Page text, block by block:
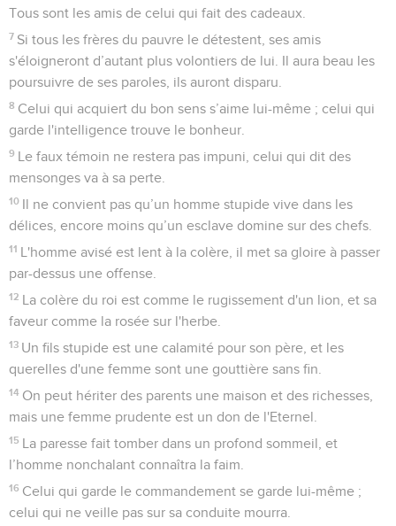
Tous sont les amis de celui qui fait des cadeaux.
7 Si tous les frères du pauvre le détestent, ses amis
s'éloigneront d’autant plus volontiers de lui. Il aura beau les
poursuivre de ses paroles, ils auront disparu.
8 Celui qui acquiert du bon sens s’aime lui-même ; celui qui
garde l'intelligence trouve le bonheur.
9 Le faux témoin ne restera pas impuni, celui qui dit des
mensonges va à sa perte.
10 Il ne convient pas qu’un homme stupide vive dans les
délices, encore moins qu’un esclave domine sur des chefs.
11 L'homme avisé est lent à la colère, il met sa gloire à passer
par-dessus une offense.
12 La colère du roi est comme le rugissement d'un lion, et sa
faveur comme la rosée sur l'herbe.
13 Un fils stupide est une calamité pour son père, et les
querelles d'une femme sont une gouttière sans fin.
14 On peut hériter des parents une maison et des richesses,
mais une femme prudente est un don de l'Eternel.
15 La paresse fait tomber dans un profond sommeil, et
l’homme nonchalant connaîtra la faim.
16 Celui qui garde le commandement se garde lui-même ;
celui qui ne veille pas sur sa conduite mourra.